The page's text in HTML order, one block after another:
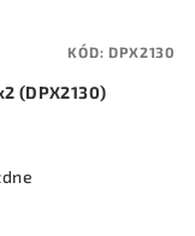
(DPX2130)
KÓD:DPX2130